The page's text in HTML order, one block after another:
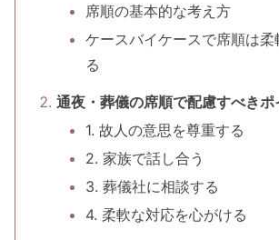
席順の基本的な考え方
ケースバイケースで席順は
る
通夜・葬儀の席順で配慮すべきポ
1. 故人の意思を尊重する
2. 家族で話し合う
3. 葬儀社に相談する
4. 柔軟な対応を心がける